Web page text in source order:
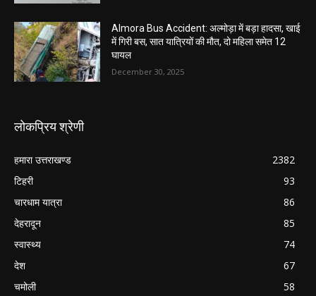
Almora Bus Accident: अल्मोड़ा में बड़ा हादसा, खाई
में गिरी बस, सात यात्रियों की मौत, दो महिला समेत 12
घायल
December 30, 2025
लोकप्रिय श्रेणी
हमारा उत्तराखण्ड
2382
टिहरी
93
चारधाम यात्रा
86
देहरादून
85
स्वास्थ्य
74
देश
67
चमोली
58